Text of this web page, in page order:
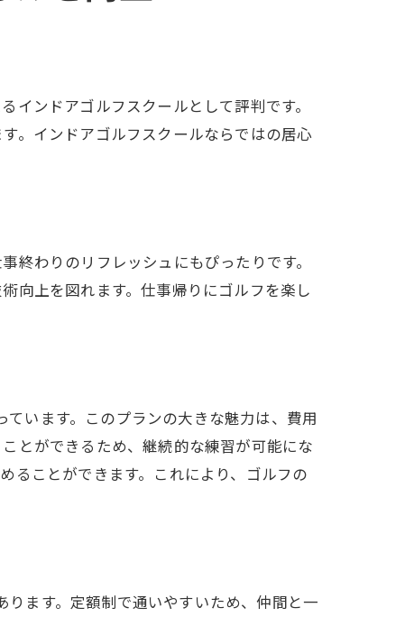
ンドアゴルフスクールとして評判です。
。インドアゴルフスクールならではの居心
終わりのリフレッシュにもぴったりです。
向上を図れます。仕事帰りにゴルフを楽し
います。このプランの大きな魅力は、費用
とができるため、継続的な練習が可能にな
ることができます。これにより、ゴルフの
ます。定額制で通いやすいため、仲間と一